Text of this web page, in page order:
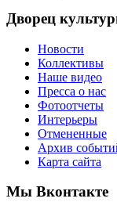
Дворец
Новости
Коллективы
Наше видео
Пресса о нас
Фотоотчеты
Интерьеры
Отмененные
Архив
Карта сайта
Мы Вконтакте